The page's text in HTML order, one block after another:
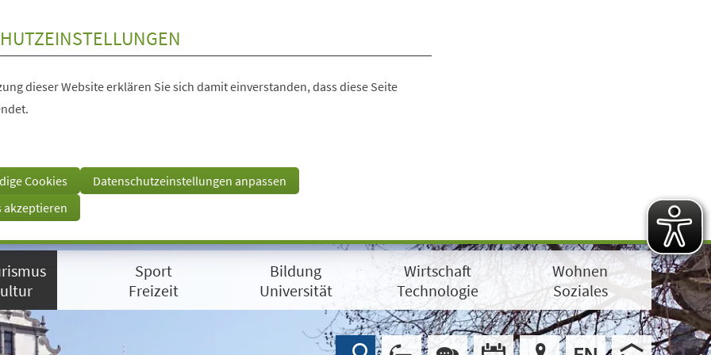
dieser Website erklären Sie sich damit einverstanden, dass diese Seite
Cookies
Datenschutzeinstellungen anpassen
akzeptieren
Sport
Freizeit
Bildung
Universität
Wirtschaft
Technologie
Wohnen
Soziales